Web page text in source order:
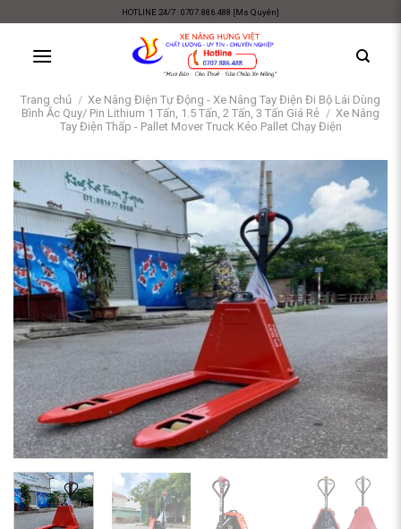
content
HOTLINE 24/7 : 0707.886.488 [Ms Quyên]
Trang chủ / Xe Nâng Điện Tự Động - Xe Nâng Tay Điện Đi Bộ Lái Dùng
Bình Ắc Quy/ Pin Lithium 1 Tấn, 1.5 Tấn, 2 Tấn, 3 Tấn Giá Rẻ / Xe Nâng
Tay Điện Thấp - Pallet Mover Truck Kéo Pallet Chạy Điện